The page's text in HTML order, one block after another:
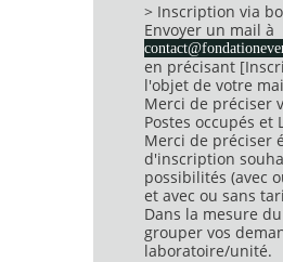
> Inscription via
Envoyer un mail à
en précisant
l'objet de votre
Merci de préciser
Postes occupés et
Merci de préciser
d'inscription
possibilités (avec
et avec ou sans
Dans la mesure
grouper vos
laboratoire/unité.